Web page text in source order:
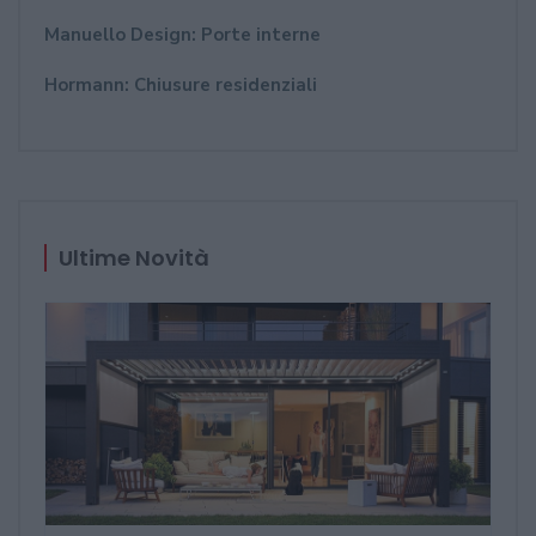
Manuello Design: Porte interne
Hormann: Chiusure residenziali
Ultime Novità